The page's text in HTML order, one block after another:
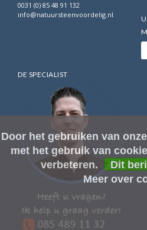
0031 (0) 85 48 91 132
info@natuursteenvoordelig.nl
DE SPECIALIST
Door het gebruiken van
met het gebruik van
verbeteren.
Dit
Meer over